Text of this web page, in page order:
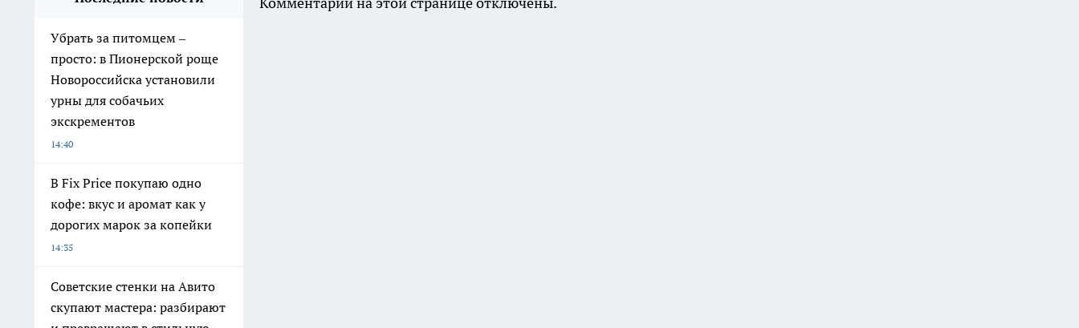
Убрать за питомцем –
просто: в Пионерской роще
Новороссийска установили
урны для собачьих
экскрементов
14:40
В Fix Price покупаю одно
кофе: вкус и аромат как у
дорогих марок за копейки
14:35
Советские стенки на Авито
скупают мастера: разбирают